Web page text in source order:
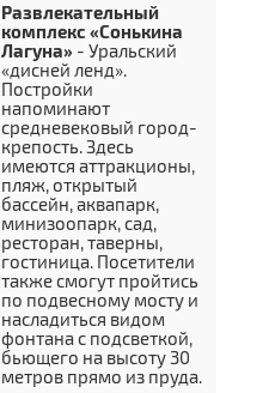
Развлекательный
комплекс «Сонькина
Лагуна» - Уральский
«дисней ленд».
Постройки
напоминают
средневековый город-
крепость. Здесь
имеются аттракционы,
пляж, открытый
бассейн, аквапарк,
минизоопарк, сад,
ресторан, таверны,
гостиница. Посетители
также смогут пройтись
по подвесному мосту и
насладиться видом
фонтана с подсветкой,
бьющего на высоту 30
метров прямо из пруда.